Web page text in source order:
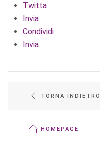
Twitta
Invia
Condividi
Invia
TORNA INDIETRO
HOMEPAGE